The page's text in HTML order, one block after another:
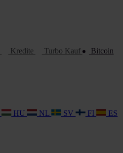
Kredite Turbo Kauf
Bitcoin
HU NL SV FI
ES